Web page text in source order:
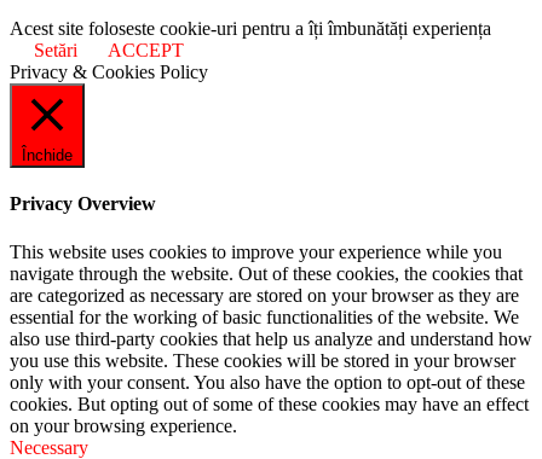
Acest site foloseste cookie-uri pentru a îți îmbunătăți experiența
Setări
ACCEPT
Privacy & Cookies Policy
Închide
Privacy Overview
This website uses cookies to improve your experience while you
navigate through the website. Out of these cookies, the cookies that
are categorized as necessary are stored on your browser as they are
essential for the working of basic functionalities of the website. We
also use third-party cookies that help us analyze and understand how
you use this website. These cookies will be stored in your browser
only with your consent. You also have the option to opt-out of these
cookies. But opting out of some of these cookies may have an effect
on your browsing experience.
Necessary